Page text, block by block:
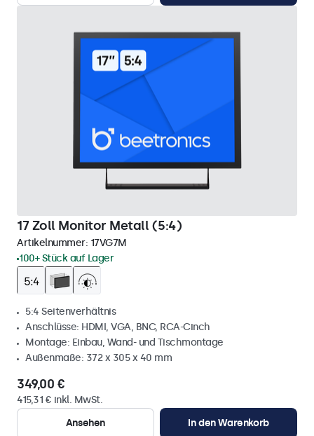
17 Zoll Monitor Metall (5:4)
Artikelnummer: 17VG7M
100+ Stück auf Lager
5:4 Seitenverhältnis
Anschlüsse: HDMI, VGA, BNC, RCA-Cinch
Montage: Einbau, Wand- und Tischmontage
Außenmaße: 372 x 305 x 40 mm
349,00 €
415,31 € inkl. MwSt.
Ansehen
In den Warenkorb